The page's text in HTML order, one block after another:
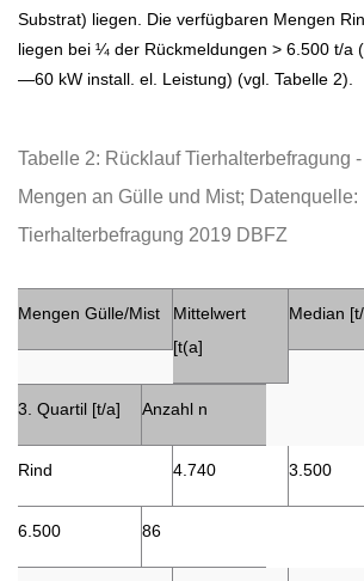
Substrat) liegen. Die verfügbaren Mengen
liegen bei ¼ der Rückmeldungen > 6.500 t/a
—60 kW install. el. Leistung) (vgl. Tabelle 2).
Tabelle 2: Rücklauf Tierhalterbefragung
Mengen an Gülle und Mist; Datenquelle:
Tierhalterbefragung 2019 DBFZ
Mengen Gülle/Mist
Mittelwert
[t(a]
Median
3. Quartil [t/a] Anzahl n
Rind 4.740 3.500
6.500 86